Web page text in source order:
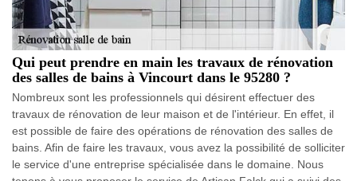
Qui peut prendre en main les travaux de rénovation
des salles de bains à Vincourt dans le 95280 ?
Nombreux sont les professionnels qui désirent effectuer des
travaux de rénovation de leur maison et de l'intérieur. En effet, il
est possible de faire des opérations de rénovation des salles de
bains. Afin de faire les travaux, vous avez la possibilité de solliciter
le service d'une entreprise spécialisée dans le domaine. Nous